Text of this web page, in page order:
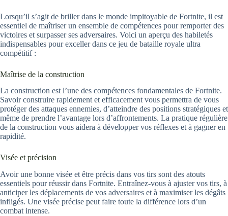
Lorsqu’il s’agit de briller dans le monde impitoyable de Fortnite, il est
essentiel de maîtriser un ensemble de compétences pour remporter des
victoires et surpasser ses adversaires. Voici un aperçu des habiletés
indispensables pour exceller dans ce jeu de bataille royale ultra
compétitif :
Maîtrise de la construction
La construction est l’une des compétences fondamentales de Fortnite.
Savoir construire rapidement et efficacement vous permettra de vous
protéger des attaques ennemies, d’atteindre des positions stratégiques et
même de prendre l’avantage lors d’affrontements. La pratique régulière
de la construction vous aidera à développer vos réflexes et à gagner en
rapidité.
Visée et précision
Avoir une bonne visée et être précis dans vos tirs sont des atouts
essentiels pour réussir dans Fortnite. Entraînez-vous à ajuster vos tirs, à
anticiper les déplacements de vos adversaires et à maximiser les dégâts
infligés. Une visée précise peut faire toute la différence lors d’un
combat intense.